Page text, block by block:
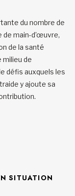
du nombre de
de main-d’œuvre,
de la santé
de
défis auxquels les
y ajoute sa
SITUATION